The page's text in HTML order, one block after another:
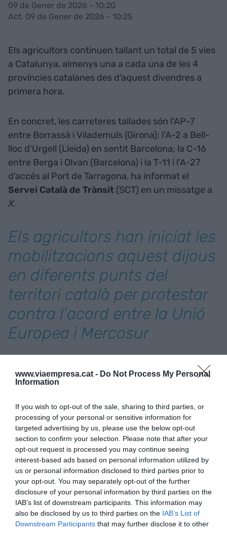
www.viaempresa.cat - Do Not Process My Personal
Information
If you wish to opt-out of the sale, sharing to third parties, or
processing of your personal or sensitive information for
targeted advertising by us, please use the below opt-out
section to confirm your selection. Please note that after your
opt-out request is processed you may continue seeing
interest-based ads based on personal information utilized by
us or personal information disclosed to third parties prior to
your opt-out. You may separately opt-out of the further
disclosure of your personal information by third parties on the
IAB’s list of downstream participants. This information may
also be disclosed by us to third parties on the IAB’s List of
Downstream Participants that may further disclose it to other
09 de Gener de 2026 - 10:20
Act. 09 de Gener de 2026 - 10:25
Els agricultors continuen tallant un total de 5 vies
a Catalunya, almenys una a cada una de les 4
províncies catalanes des d'aquest divendres a
primera hora.
En concret, les carreteres tallades són l'AP-7
entre Borrassà i Vilademuls (Girona); l'A-2 a Bell-
lloc d'Urgell (Lleida) en sentit Barcelona; la C-16
entre Berga i Olvan (Barcelona) i la T-11 i l'A-27
d'accés al Port de Tarragona, ha informat el
Servei Català de Trànsit (SCT) en un missatge a
X.
Els agricultors han iniciat les
mobilitzacions aquest dijous
en diferents punts del
territori català per protestar
contra l'acord entre la Unió
Europea i Mercosur
aquest dijous en diferents punts del territori
Europea (UE) i Mercosur en suport als seus
companys francesos, que des d'aquest dijous a
primera hora han tallat l'A-9 al sud de Perpinyà
(França).
AfegirVIA Empresacom a font preferida de
Google de forma gratuïta
Estigues informat amb les últimes notícies d'actualitat